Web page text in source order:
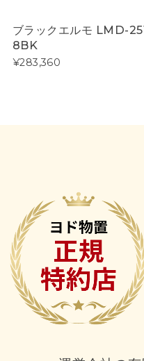
ブラックエルモ LMD-
8BK
¥283,360